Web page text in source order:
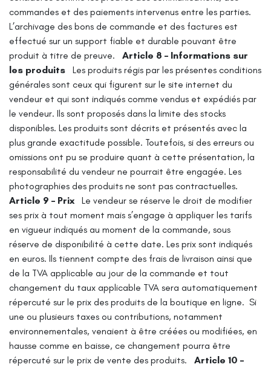
commandes et des paiements intervenus entre les parties.
L’archivage des bons de commande et des factures est
effectué sur un support fiable et durable pouvant être
produit à titre de preuve.
Article 8 – Informations sur
les produits
Les produits régis par les présentes conditions
générales sont ceux qui figurent sur le site internet du
vendeur et qui sont indiqués comme vendus et expédiés par
le vendeur. Ils sont proposés dans la limite des stocks
disponibles. Les produits sont décrits et présentés avec la
plus grande exactitude possible. Toutefois, si des erreurs ou
omissions ont pu se produire quant à cette présentation, la
responsabilité du vendeur ne pourrait être engagée. Les
photographies des produits ne sont pas contractuelles.
Article 9 – Prix
Le vendeur se réserve le droit de modifier
ses prix à tout moment mais s’engage à appliquer les tarifs
en vigueur indiqués au moment de la commande, sous
réserve de disponibilité à cette date. Les prix sont indiqués
en euros. Ils tiennent compte des frais de livraison ainsi que
de la TVA applicable au jour de la commande et tout
changement du taux applicable TVA sera automatiquement
répercuté sur le prix des produits de la boutique en ligne. Si
une ou plusieurs taxes ou contributions, notamment
environnementales, venaient à être créées ou modifiées, en
hausse comme en baisse, ce changement pourra être
répercuté sur le prix de vente des produits.
Article 10 –